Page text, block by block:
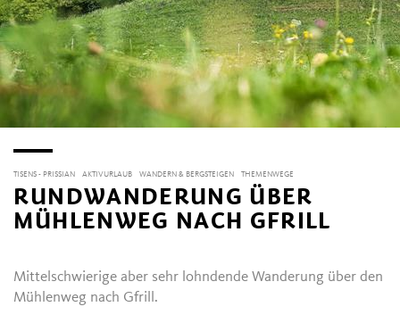
TISENS - PRISSIAN AKTIVURLAUB WANDERN & BERGSTEIGEN THEMENWEGE
RUNDWANDERUNG ÜBER
MÜHLENWEG NACH GFRILL
Mittelschwierige aber sehr lohndende Wanderung über den
Mühlenweg nach Gfrill.